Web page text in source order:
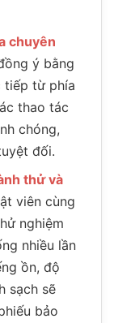
chuyên
ý bằng
tiếp từ phía
thao tác
chóng,
đối.
thử và
viên cùng
nghiệm
nhiều lần
ồn, độ
sạch sẽ
bảo